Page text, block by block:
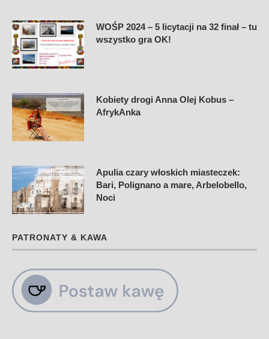
WOŚP 2024 – 5 licytacji na 32 finał – tu
wszystko gra OK!
Kobiety drogi Anna Olej Kobus –
AfrykAnka
Apulia czary włoskich miasteczek:
Bari, Polignano a mare, Arbelobello,
Noci
PATRONATY & KAWA